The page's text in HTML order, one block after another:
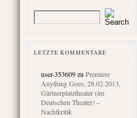
LETZTE KOMMENTARE
user-353609zu Premiere
Anything Goes, 28.02.2013,
Gärtnerplatztheater (im
Deutschen Theater) –
Nachtkritik